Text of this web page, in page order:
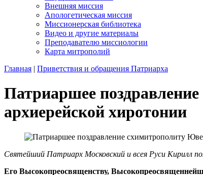
Внешняя миссия
Апологетическая миссия
Миссионерская библиотека
Видео и другие материалы
Преподавателю миссиологии
Карта митрополий
Главная | Приветствия и обращения Патриарха
Патриаршее
архиерейской хиротонии
Святейший Патриарх Московский и всея Руси Кирилл
Его Высокопреосвященству,